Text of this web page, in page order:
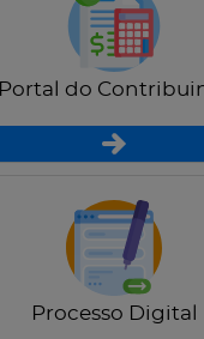
Portal do
Processo Digital